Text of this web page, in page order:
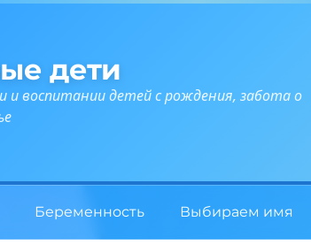
дети
и воспитании детей с рождения, забота о
Беременность Выбираем имя